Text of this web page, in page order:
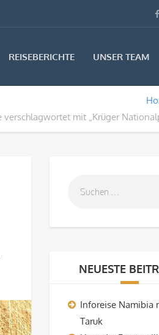
REISEBERICHTE UNSER TEAM
verschlagwortet mit „Krüger
NEUESTE
Inforeise Namibia
Taruk